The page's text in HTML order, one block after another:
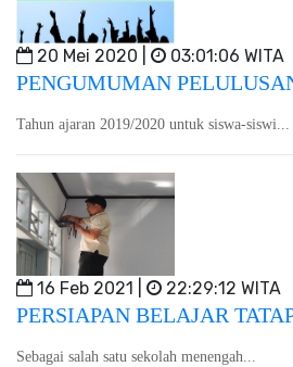
20 Mei 2020 | 03:01:06 WITA
PENGUMUMAN
Tahun ajaran 2019/2020 untuk siswa-siswi...
16 Feb 2021 | 22:29:12 WITA
PERSIAPAN BELAJAR
Sebagai salah satu sekolah menengah...